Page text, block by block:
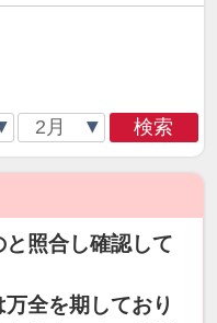
検索
照合し確認して
全を期しており